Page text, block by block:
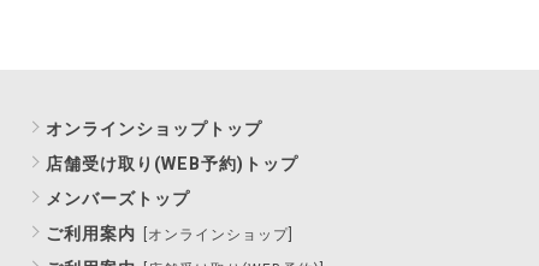
オンラインショップトップ
店舗受け取り(WEB予約)トップ
メンバーズトップ
ご利用案内
[オンラインショップ]